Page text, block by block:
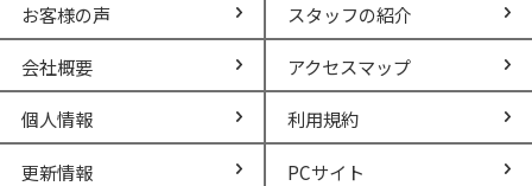
お客様の声 スタッフの紹介
会社概要 アクセスマップ
個人情報 利用規約
更新情報 PCサイト